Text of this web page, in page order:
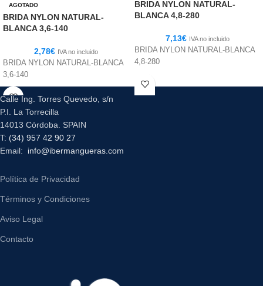
AGOTADO
BRIDA NYLON NATURAL-
BLANCA 3,6-140
2,78€ IVA no incluido
BRIDA NYLON NATURAL-BLANCA
3,6-140
BRIDA NYLON NATURAL-
BLANCA 4,8-280
7,13€ IVA no incluido
BRIDA NYLON NATURAL-BLANCA
4,8-280
Calle Ing. Torres Quevedo, s/n
P.I. La Torrecilla
14013 Córdoba. SPAIN
T: (34) 957 42 90 27
Email: info@ibermangueras.com
Política de Privacidad
Términos y Condiciones
Aviso Legal
Contacto